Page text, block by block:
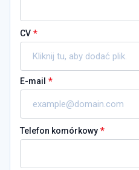
CV *
Kliknij tu, aby dodać plik.
E-mail *
Telefon komórkowy *